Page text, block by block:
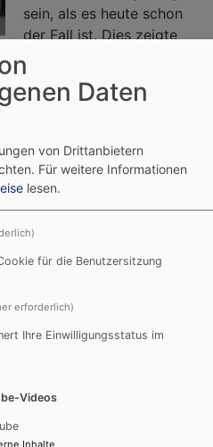
sein, als es heute schon
der Fall ist. Dies zeigte
bei einer Begegnung der
Kirchengemeinde
Uettingen,
von Ehrenamtlichen initiiert
und Bernd
sich bei ihrer
begegnet. Mit der
die Evangelische
Problem: Die Zahl
Gemeinden wird kleiner.
Arbeiten in den
Bernd Dietrich und
Projekt genannt. Ziel war,
kennenzulernen und zu
auf die
reagieren.
Daten
von Drittanbietern
Für weitere Informationen
lesen.
für die Benutzersitzung
erforderlich)
Ihre Einwilligungsstatus im
Videos